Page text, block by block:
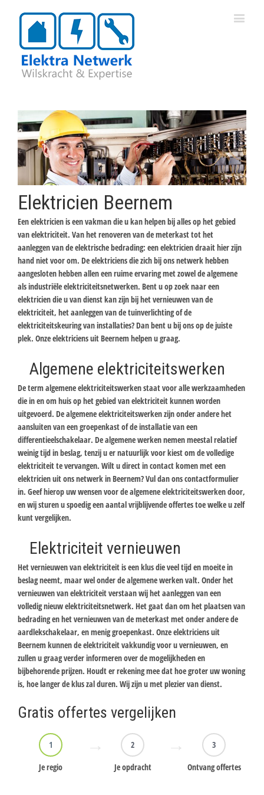
Elektricien Beernem
Een elektricien is een vakman die u kan helpen bij alles op het gebied
van elektriciteit. Van het renoveren van de meterkast tot het
aanleggen van de elektrische bedrading: een elektricien draait hier zijn
hand niet voor om. De elektriciens die zich bij ons netwerk hebben
aangesloten hebben allen een ruime ervaring met zowel de algemene
als industriële elektriciteitsnetwerken. Bent u op zoek naar een
elektricien die u van dienst kan zijn bij het vernieuwen van de
elektriciteit, het aanleggen van de tuinverlichting of de
elektriciteitskeuring van installaties? Dan bent u bij ons op de juiste
plek. Onze elektriciens uit Beernem helpen u graag.
Algemene elektriciteitswerken
De term algemene elektriciteitswerken staat voor alle werkzaamheden
die in en om huis op het gebied van elektriciteit kunnen worden
uitgevoerd. De algemene elektriciteitswerken zijn onder andere het
aansluiten van een groepenkast of de installatie van een
differentieelschakelaar. De algemene werken nemen meestal relatief
weinig tijd in beslag, tenzij u er natuurlijk voor kiest om de volledige
elektriciteit te vervangen. Wilt u direct in contact komen met een
elektricien uit ons netwerk in Beernem? Vul dan ons contactformulier
in. Geef hierop uw wensen voor de algemene elektriciteitswerken door,
en wij sturen u spoedig een aantal vrijblijvende offertes toe welke u zelf
kunt vergelijken.
Elektriciteit vernieuwen
Het vernieuwen van elektriciteit is een klus die veel tijd en moeite in
beslag neemt, maar wel onder de algemene werken valt. Onder het
vernieuwen van elektriciteit verstaan wij het aanleggen van een
volledig nieuw elektriciteitsnetwerk. Het gaat dan om het plaatsen van
bedrading en het vernieuwen van de meterkast met onder andere de
aardlekschakelaar, en menig groepenkast. Onze elektriciens uit
Beernem kunnen de elektriciteit vakkundig voor u vernieuwen, en
zullen u graag verder informeren over de mogelijkheden en
bijbehorende prijzen. Houdt er rekening mee dat hoe groter uw woning
is, hoe langer de klus zal duren. Wij zijn u met plezier van dienst.
Gratis offertes vergelijken
1
Je regio
2
Je opdracht
3
Ontvang offertes